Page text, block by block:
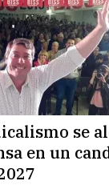
se
en un